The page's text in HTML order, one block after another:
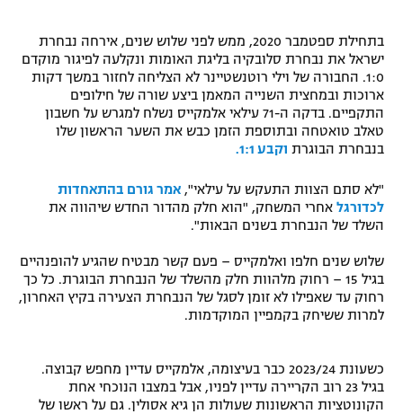
תקנון עבור פעילות אלקטרה
תקנון עבור פעילות ספורט 1 – "מרלן"
טניס
גיימינג E-Sports
תנאי שימוש
מדיניות פרטיות
תקנון פעילות ספורט 1
רשיון להקרנה פומבית לבית עסק
לוח דרושים – ג'ובנט
פוטבול אמריקאי NFL
בייסבול MLB
ספורט אתגרי ואקסטרים
אומנויות לחימה
גיימינג E-Sports
בתחילת ספטמבר 2020, ממש לפני שלוש שנים, אירחה נבחרת
ישראל את נבחרת סלובקיה בליגת האומות ונקלעה לפיגור מוקדם
1:0. החבורה של וילי רוטנשטיינר לא הצליחה לחזור במשך דקות
ארוכות ובמחצית השנייה המאמן ביצע שורה של חילופים
התקפיים. בדקה ה-71 עילאי אלמקייס נשלח למגרש על חשבון
טאלב טואטחה ובתוספת הזמן כבש את השער הראשון שלו
בנבחרת הבוגרת וקבע 1:1.
"לא סתם הצוות התעקש על עילאי", אמר גורם בהתאחדות
לכדורגל אחרי המשחק, "הוא חלק מהדור החדש שיהווה את
השלד של הנבחרת בשנים הבאות".
שלוש שנים חלפו ואלמקייס – פעם קשר מבטיח שהגיע להופנהיים
בגיל 15 – רחוק מלהוות חלק מהשלד של הנבחרת הבוגרת. כל כך
רחוק עד שאפילו לא זומן לסגל של הנבחרת הצעירה בקיץ האחרון,
למרות ששיחק בקמפיין המוקדמות.
כשעונת 2023/24 כבר בעיצומה, אלמקייס עדיין מחפש קבוצה.
בגיל 23 רוב הקריירה עדיין לפניו, אבל במצבו הנוכחי אחת
הקונוטציות הראשונות שעולות הן גיא אסולין. גם על ראשו של